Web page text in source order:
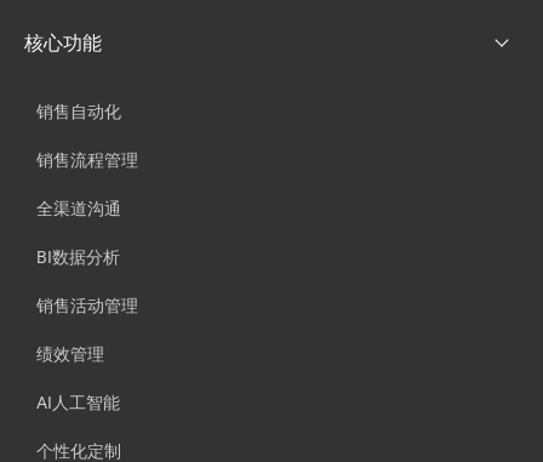
核心功能
销售自动化
销售流程管理
全渠道沟通
BI数据分析
销售活动管理
绩效管理
AI人工智能
个性化定制